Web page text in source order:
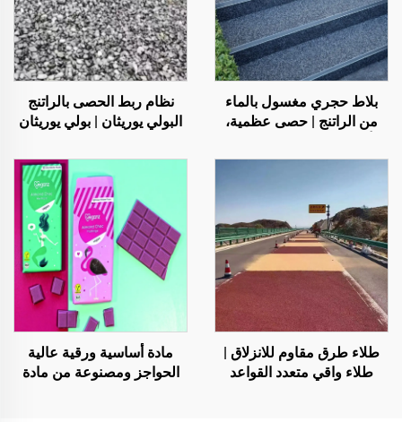
بلاط حجري مغسول بالماء
من الراتنج | حصى عظمية،
حجرية للتطبيقات التجارية
نظام ربط الحصى بالراتنج
البولي يوريثان | بولي يوريثان
والديكور
طلاء طرق مقاوم للانزلاق |
طلاء واقي متعدد القواعد
مادة أساسية ورقية عالية
الحواجز ومصنوعة من مادة